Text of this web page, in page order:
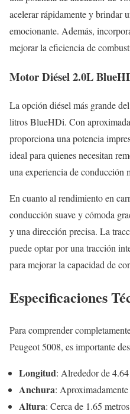
acelerar rápidamente y brindar
emocionante. Además,
mejorar la eficiencia de
Motor Diésel 2.0L
La opción diésel más grande
litros BlueHDi. Con
proporciona una potencia
ideal para quienes necesitan
una experiencia de conducción
En cuanto al rendimiento en
conducción suave y cómoda
y una dirección precisa. La
puede optar por una tracción
para mejorar la capacidad de
Especificaciones
Para comprender
Peugeot 5008, es importante
Longitud: Alrededor de
Anchura:
Altura: Cerca de 1.65